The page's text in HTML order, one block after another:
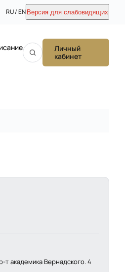
RU / EN Версия для слабовидящих
Личный
кабинет
т академика Вернадского. 4